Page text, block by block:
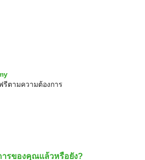
รีตามความต้องการ
ารของคุณแล้วหรือยัง?